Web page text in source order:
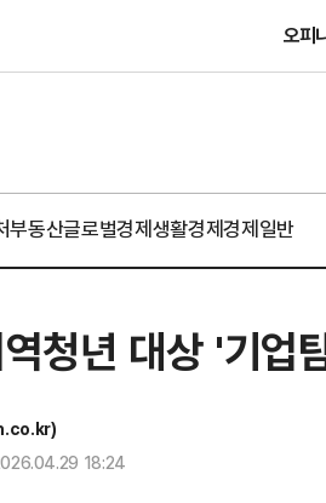
오피
부동산글로벌경제생활경제경제일반
청년 대상 '기업
18:24